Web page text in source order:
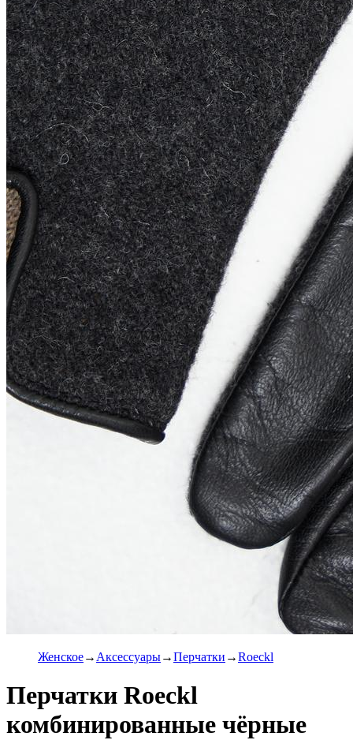
Женское Аксессуары Перчатки Roeckl
Перчатки Roeckl
комбинированные чёрные